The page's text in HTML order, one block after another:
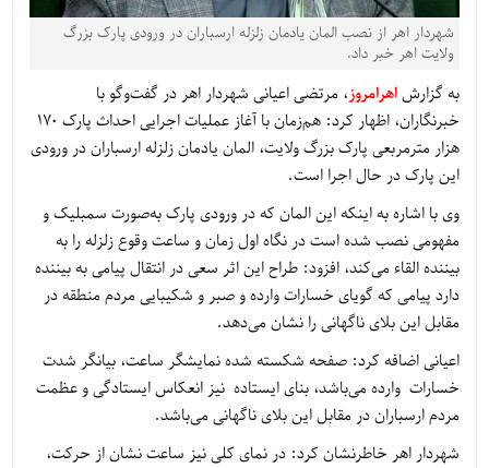
شهردار اهر از نصب المان یادمان زلزله ارسباران در ورودی پارک بزرگ
ولایت اهر خبر داد.
به گزارشاهرامروز، مرتضی اعیانی شهردار اهر در گفت‌وگو با
خبرنگاران، اظهار کرد: هم‌زمان با آغاز عملیات اجرایی احداث پارک ۱۷۰
هزار مترمربعی پارک بزرگ ولایت، المان یادمان زلزله ارسباران در ورودی
این پارک در حال اجرا است.
وی با اشاره به اینکه این المان که در ورودی پارک به‌صورت سمبلیک و
مفهومی نصب شده است در نگاه اول زمان و ساعت وقوع زلزله را به
بیننده القاء می‌کند، افزود: طراح این اثر سعی در انتقال پیامی به بیننده
دارد پیامی که گویای خسارات وارده و صبر و شکیبایی مردم منطقه در
مقابل این بلای ناگهانی را نشان می‌دهد.
اعیانی اضافه کرد: صفحه شکسته شده نمایشگر ساعت، بیانگر شدت
خسارات وارده می‌باشد، بنای ایستاده نیز انعکاس ایستادگی و عظمت
مردم ارسباران در مقابل این بلای ناگهانی می‌باشد.
شهردار اهر خاطرنشان کرد: در نمای کلی نیز ساعت نشان از حرکت،